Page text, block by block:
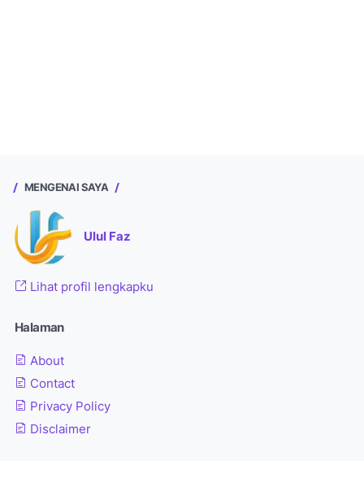
MENGENAI SAYA
Ulul Faz
Lihat profil lengkapku
Halaman
About
Contact
Privacy Policy
Disclaimer